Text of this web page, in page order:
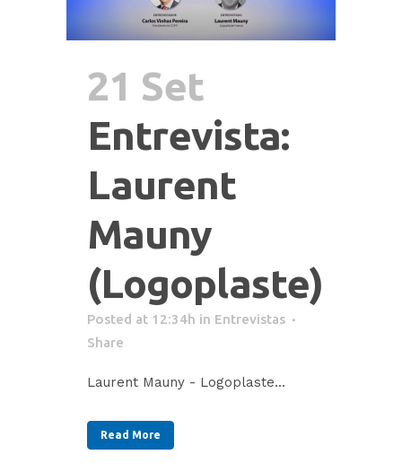
21 Set
Entrevista:
Laurent
Mauny
(Logoplaste)
Posted at 12:34h in Entrevistas
Share
Laurent Mauny - Logoplaste...
Read More